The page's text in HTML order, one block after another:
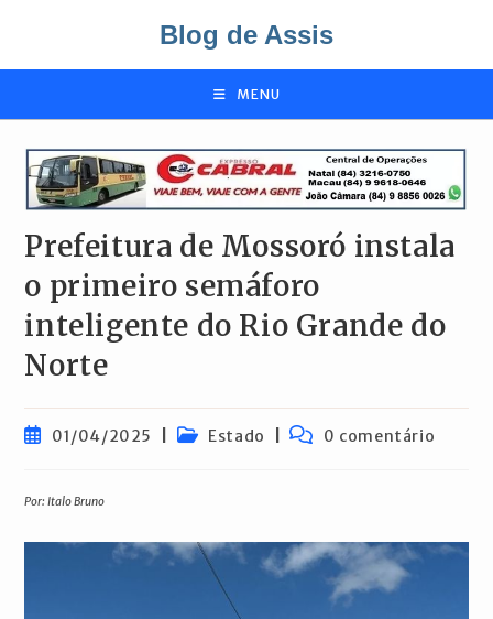
o
Blog de Assis
MENU
Prefeitura de Mossoró instala
o primeiro semáforo
inteligente do Rio Grande do
Norte
Post01/04/2025
Categoria
Estado
Comentários
0 comentário
Por: Italo Bruno